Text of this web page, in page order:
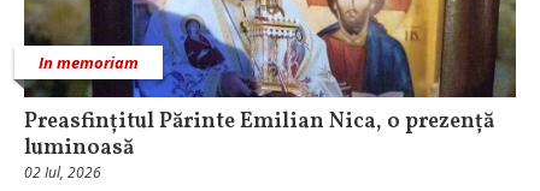
In memoriam
Preasfințitul Părinte Emilian Nica, o prezență
luminoasă
02 Iul, 2026